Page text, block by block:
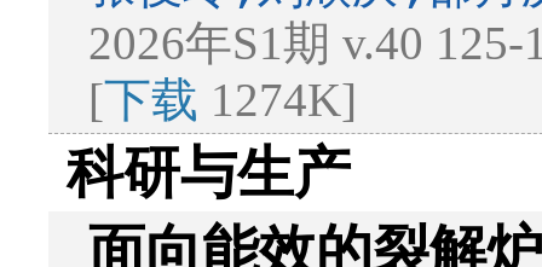
2026年S1期 v.40
[下载 1274K]
科研与生产
面向能效的裂解